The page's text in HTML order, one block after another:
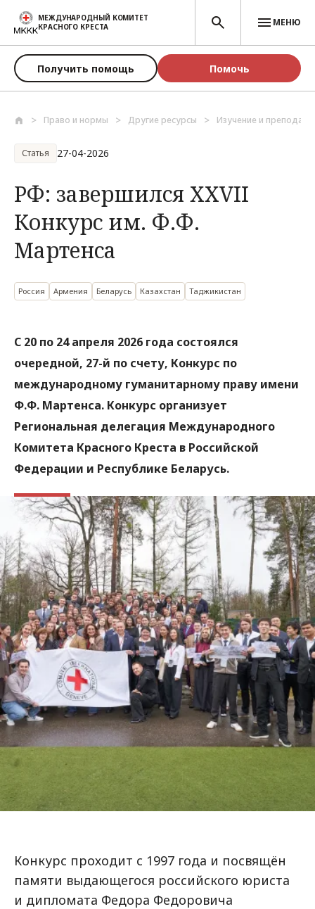
Перейти к основному содержанию
МЕЖДУНАРОДНЫЙ КОМИТЕТ
КРАСНОГО КРЕСТА
МЕНЮ
Получить помощь Помочь
Право и нормы Другие ресурсы Изучение и
Статья 27-04-2026
РФ: завершился XXVII
Конкурс им. Ф.Ф.
Мартенса
Россия Армения Беларусь Казахстан Таджикистан
С 20 по 24 апреля 2026 года состоялся
очередной, 27-й по счету, Конкурс по
международному гуманитарному праву имени
Ф.Ф. Мартенса. Конкурс организует
Региональная делегация Международного
Комитета Красного Креста в Российской
Федерации и Республике Беларусь.
Конкурс проходит с 1997 года и посвящён
памяти выдающегося российского юриста
и дипломата Федора Федоровича